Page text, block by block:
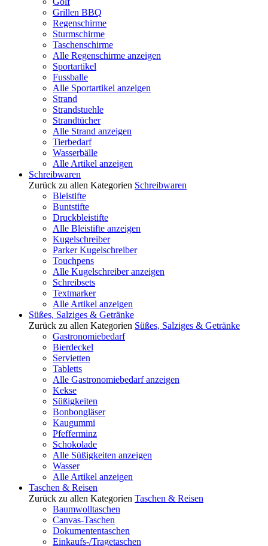
Grillen BBQ
Regenschirme
Sturmschirme
Taschenschirme
Alle Regenschirme anzeigen
Sportartikel
Fussballe
Alle Sportartikel anzeigen
Strand
Strandstuehle
Strandtücher
Alle Strand anzeigen
Tierbedarf
Wasserbälle
Alle Artikel anzeigen
Schreibwaren
Zurück zu allen Kategorien Schreibwaren
Bleistifte
Buntstifte
Druckbleistifte
Alle Bleistifte anzeigen
Kugelschreiber
Parker Kugelschreiber
Touchpens
Alle Kugelschreiber anzeigen
Schreibsets
Textmarker
Alle Artikel anzeigen
Süßes, Salziges & Getränke
Zurück zu allen Kategorien Süßes, Salziges & Getränke
Gastronomiebedarf
Bierdeckel
Servietten
Tabletts
Alle Gastronomiebedarf anzeigen
Kekse
Süßigkeiten
Bonbongläser
Kaugummi
Pfefferminz
Schokolade
Alle Süßigkeiten anzeigen
Wasser
Alle Artikel anzeigen
Taschen & Reisen
Zurück zu allen Kategorien Taschen & Reisen
Baumwolltaschen
Canvas-Taschen
Dokumententaschen
Einkaufs-/Tragetaschen